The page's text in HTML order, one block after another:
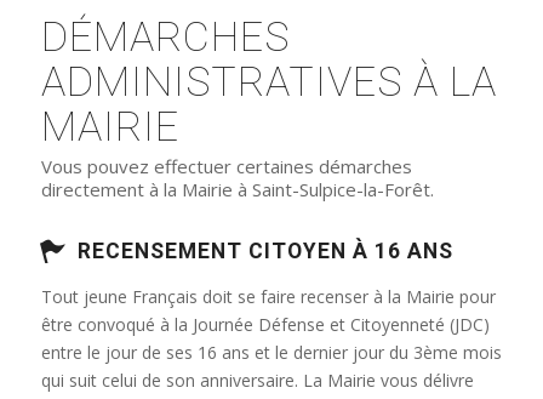
DÉMARCHES
ADMINISTRATIVES À LA
MAIRIE
Vous pouvez effectuer certaines démarches
directement à la Mairie à Saint-Sulpice-la-Forêt.
RECENSEMENT CITOYEN À 16 ANS
Tout jeune Français doit se faire recenser à la Mairie pour
être convoqué à la Journée Défense et Citoyenneté (JDC)
entre le jour de ses 16 ans et le dernier jour du 3ème mois
qui suit celui de son anniversaire. La Mairie vous délivre